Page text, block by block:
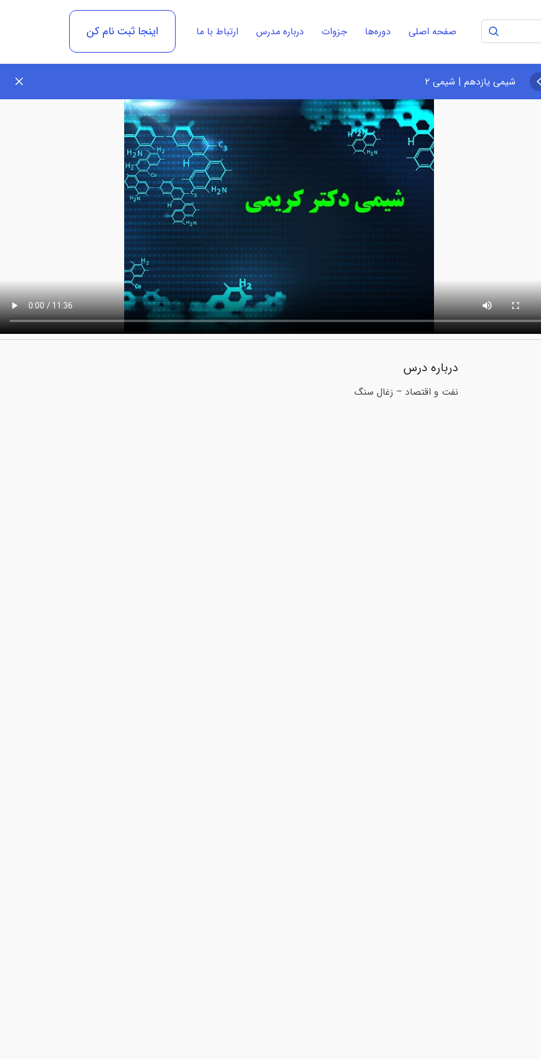
صفحه اصلی دوره‌ها جزوات درباره مدرس ارتباط با ما اینجا ثبت نام کن
شیمی یازدهم | شیمی ۲
درباره درس
نفت و اقتصاد – زغال سنگ